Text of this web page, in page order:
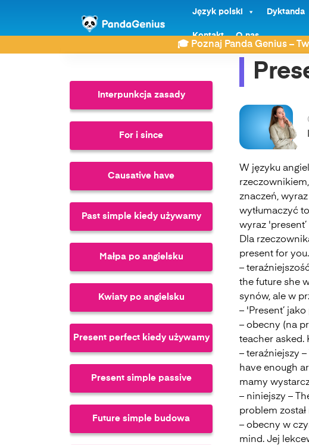
Język polski Dyktanda
Kontakt O nas
🎓 Poznaj Panda Genius –
ZDAY Język angielski Present
Interpunkcja zasady
For i since
Causative have
Past simple kiedy używamy
Małpa po angielsku
Kwiaty po angielsku
Present perfect kiedy używamy
Present simple passive
Future simple budowa
W języku
znaczeń,
wytłumaczyć
wyraz
Dla
present for
–
the future she
synów, ale w
– 'Present’
– obecny (na
teacher asked.
– teraźniejszy
have enough
mamy
– niniejszy –
problem
– obecny w
mind. Jej